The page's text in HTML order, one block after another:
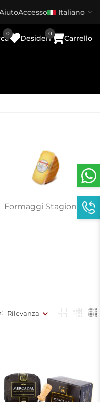
Accesso Italiano
Desideri
0
Carrello
0
Formaggi Stagionati
Rilevanza